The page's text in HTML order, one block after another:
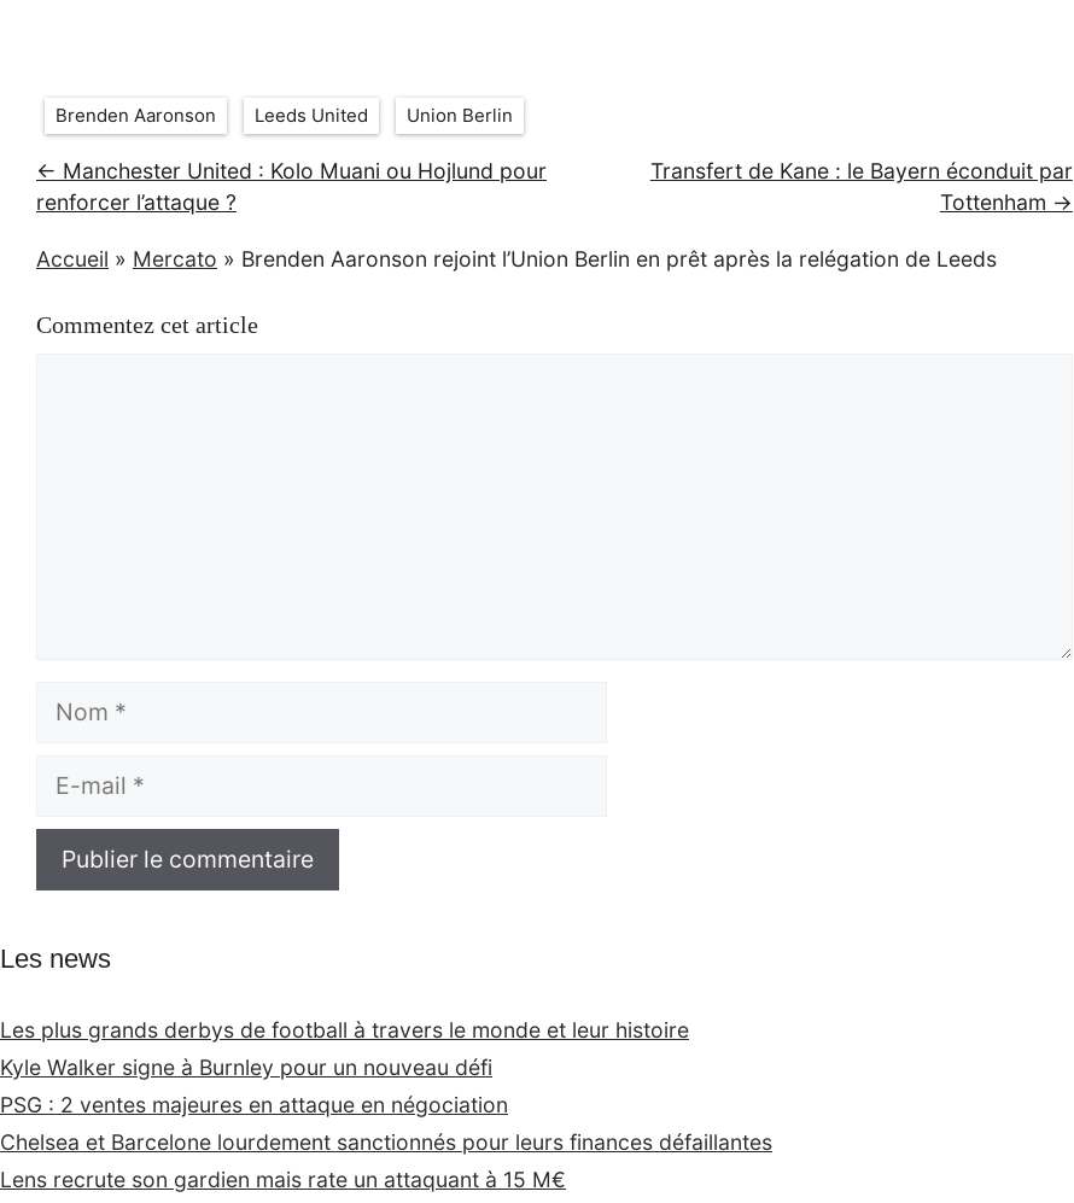
Brenden Aaronson
Leeds United Union Berlin
← Manchester United : Kolo Muani ou Hojlund pour
renforcer l’attaque ?
Transfert de Kane : le Bayern éconduit par
Tottenham →
Accueil » Mercato » Brenden Aaronson rejoint l’Union Berlin en prêt après la relégation de Leeds
Commentez cet article
mail
Les news
Les plus grands derbys de football à travers le monde et leur histoire
Kyle Walker signe à Burnley pour un nouveau défi
PSG : 2 ventes majeures en attaque en négociation
Chelsea et Barcelone lourdement sanctionnés pour leurs finances défaillantes
Lens recrute son gardien mais rate un attaquant à 15 M€